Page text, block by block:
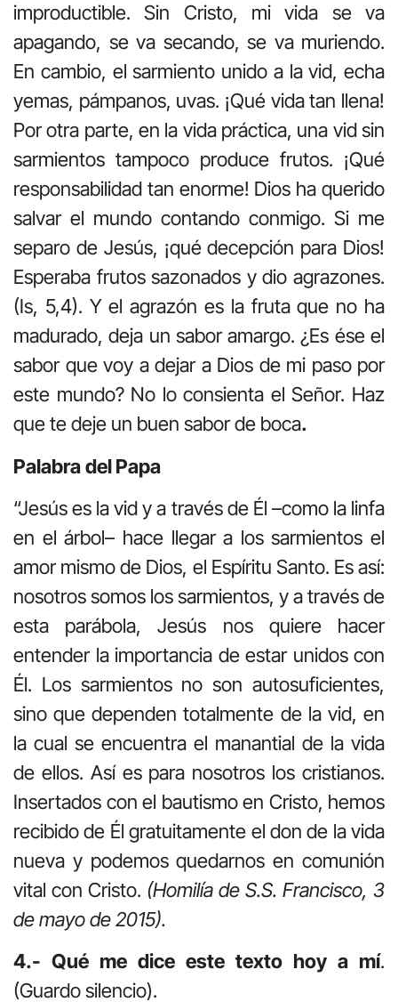
improductible. Sin Cristo, mi vida se va
apagando, se va secando, se va muriendo.
En cambio, el sarmiento unido a la vid, echa
yemas, pámpanos, uvas. ¡Qué vida tan llena!
Por otra parte, en la vida práctica, una vid sin
sarmientos tampoco produce frutos. ¡Qué
responsabilidad tan enorme! Dios ha querido
salvar el mundo contando conmigo. Si me
separo de Jesús, ¡qué decepción para Dios!
Esperaba frutos sazonados y dio agrazones.
(Is, 5,4). Y el agrazón es la fruta que no ha
madurado, deja un sabor amargo. ¿Es ése el
sabor que voy a dejar a Dios de mi paso por
este mundo? No lo consienta el Señor. Haz
que te deje un buen sabor de boca.
Palabradel Papa
“Jesús es la vid y a través de Él –como la linfa
en el árbol– hace llegar a los sarmientos el
amor mismo de Dios, el Espíritu Santo. Es así:
nosotros somos los sarmientos, y a través de
esta parábola, Jesús nos quiere hacer
entender la importancia de estar unidos con
Él. Los sarmientos no son autosuficientes,
sino que dependen totalmente de la vid, en
la cual se encuentra el manantial de la vida
de ellos. Así es para nosotros los cristianos.
Insertados con el bautismo en Cristo, hemos
recibido de Él gratuitamente el don de la vida
nueva y podemos quedarnos en comunión
vital con Cristo. (Homilía de S.S. Francisco, 3
de mayo de 2015).
4.- Qué me dice este texto hoy a mí.
(Guardo silencio).